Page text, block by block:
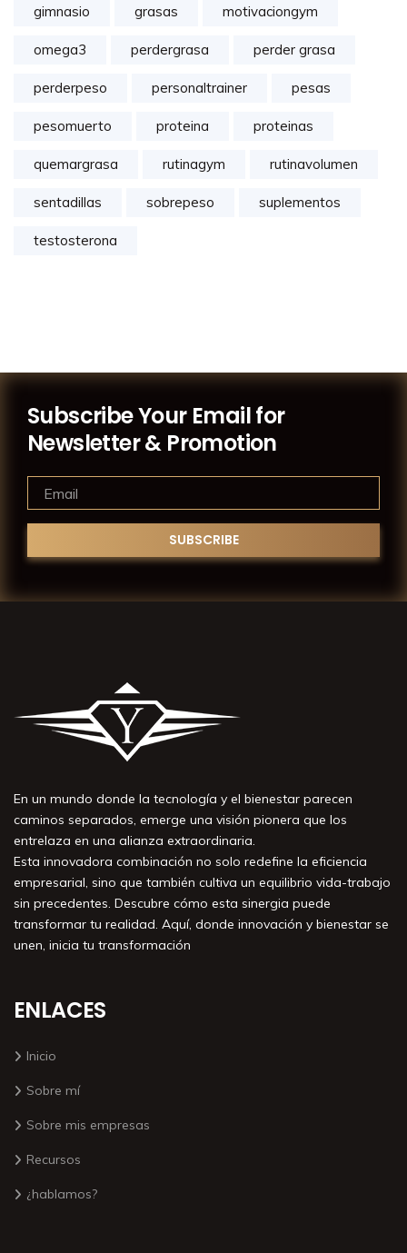
gimnasio grasas motivaciongym
omega3 perdergrasa perder grasa
perderpeso personaltrainer pesas
pesomuerto proteina proteinas
quemargrasa rutinagym rutinavolumen
sentadillas sobrepeso suplementos
testosterona
Subscribe Your Email for
Newsletter & Promotion
En un mundo donde la tecnología y el bienestar parecen
caminos separados, emerge una visión pionera que los
entrelaza en una alianza extraordinaria.
Esta innovadora combinación no solo redefine la eficiencia
empresarial, sino que también cultiva un equilibrio vida-trabajo
sin precedentes. Descubre cómo esta sinergia puede
transformar tu realidad. Aquí, donde innovación y bienestar se
unen, inicia tu transformación
ENLACES
Inicio
Sobre mí
Sobre mis empresas
Recursos
¿hablamos?